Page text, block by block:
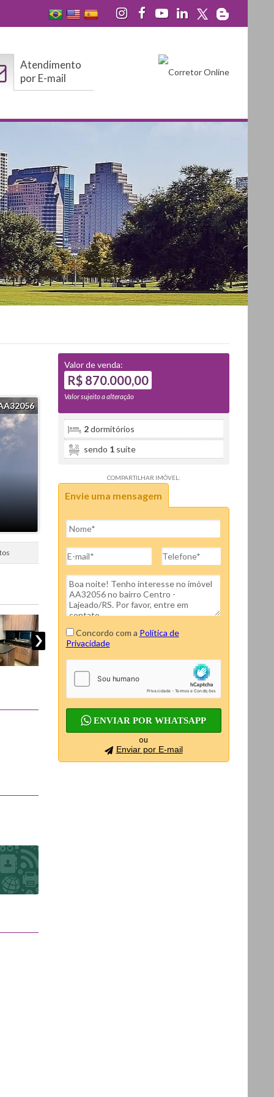
Atendimento
por E-mail
Valor de venda:
R$ 870.000,00
Valor sujeito a alteração
2dormitórios
sendo 1suíte
COMPARTILHAR IMÓVEL:
Envie uma mensagem
Concordo com a Política de
Privacidade
ENVIAR POR WHATSAPP
ou
Enviar por E-mail